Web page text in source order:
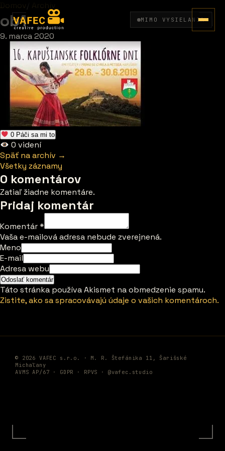
MIMO VYSIELANIA
Domov Archív
ob1
9. marca 2020
0 Páči sa mi to
0 videní
Späť na archív →
Všetky záznamy
0 komentárov
Zatiaľ žiadne komentáre.
Pridaj komentár
Komentár*
Vaša e-mailová adresa nebude zverejnená.
Meno
E-mail
Adresa webu
Táto stránka používa Akismet na obmedzenie spamu.
Zistite, ako sa spracovávajú údaje o vašich komentároch.
© 2026 VAFEC s.r.o. · M. R. Štefánika 11, Šarišské
Michaľany
AVMS AP/67 · GDPR · RPVS · @vafec.studio